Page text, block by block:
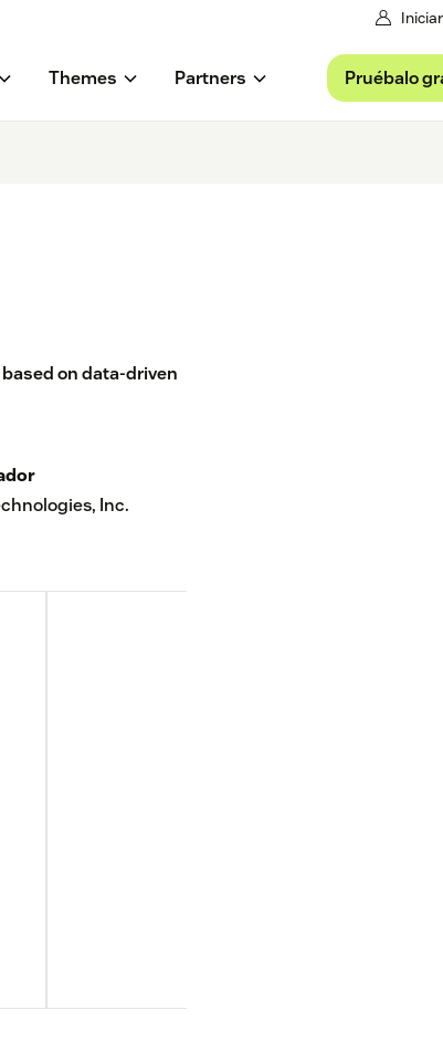
Themes Partners Pruébalo
on data-driven
Inc.